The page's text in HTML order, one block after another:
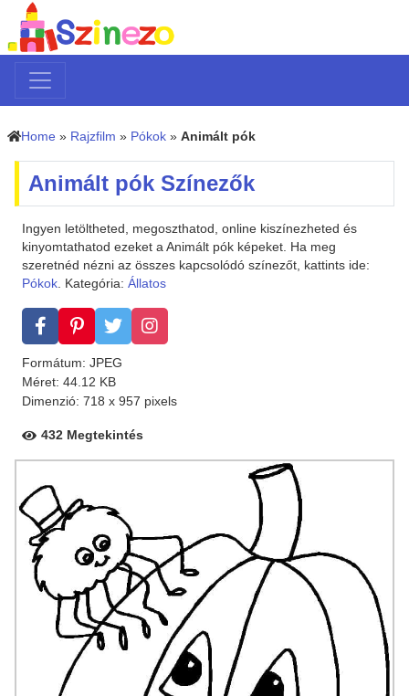
Home » Rajzfilm » Pókok » Animált pók
Animált pók Színezők
Ingyen letöltheted, megoszthatod, online kiszínezheted és
kinyomtathatod ezeket a Animált pók képeket. Ha meg
szeretnéd nézni az összes kapcsolódó színezőt, kattints ide:
Pókok. Kategória: Állatos
Formátum: JPEG
Méret: 44.12 KB
Dimenzió: 718 x 957 pixels
432 Megtekintés